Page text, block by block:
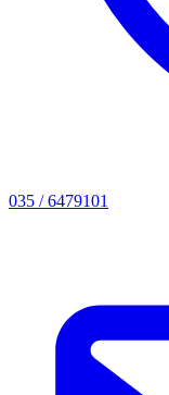
035 / 6479101